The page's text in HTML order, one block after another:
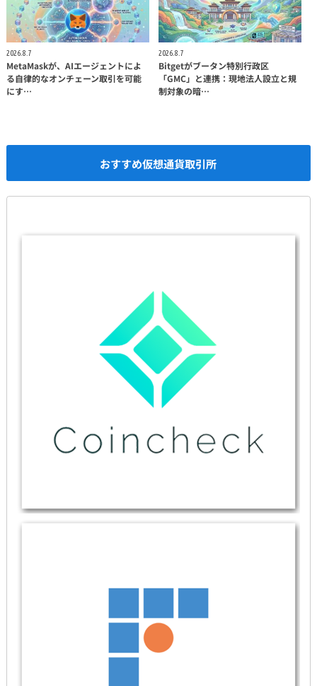
2026.8.7
MetaMaskが、AIエージェントによ
る自律的なオンチェーン取引を可能
にす…
2026.8.7
Bitgetがブータン特別行政区
「GMC」と連携：現地法人設立と規
制対象の暗…
おすすめ仮想通貨取引所